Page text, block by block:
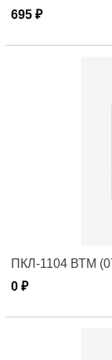
695 ₽
ПКЛ-1104 ВТМ
0 ₽